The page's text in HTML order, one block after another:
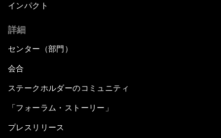
インパクト
詳細
センター（部門）
会合
ステークホルダーのコミュニティ
「フォーラム・ストーリー」
プレスリリース